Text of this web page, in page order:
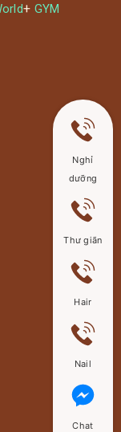
+ GYM
Nghỉ
dưỡng
Thư giãn
Hair
Nail
Chat